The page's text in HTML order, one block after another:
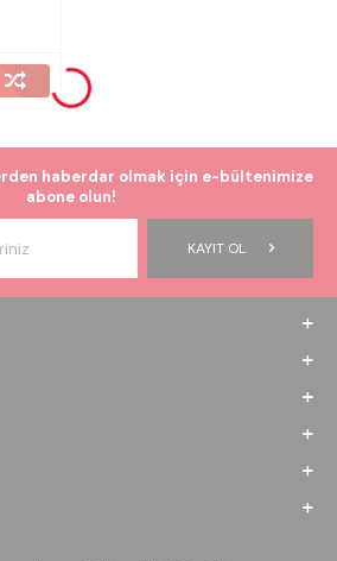
haberdar olmak için e-bültenimize
abone olun!
KAYIT OL